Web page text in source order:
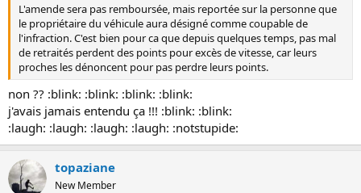
L'amende sera pas remboursée, mais reportée sur la personne que
le propriétaire du véhicule aura désigné comme coupable de
l'infraction. C'est bien pour ca que depuis quelques temps, pas mal
de retraités perdent des points pour excès de vitesse, car leurs
proches les dénoncent pour pas perdre leurs points.
non ?? :blink: :blink: :blink: :blink:
j'avais jamais entendu ça !!! :blink: :blink:
:laugh: :laugh: :laugh: :laugh: :notstupide:
topaziane
New Member